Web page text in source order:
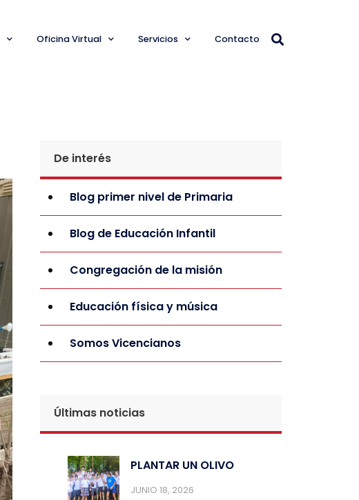
Oficina Virtual Servicios Contacto
De interés
Blog primer nivel de Primaria
Blog de Educación Infantil
Congregación de la misión
Educación física y música
Somos Vicencianos
Últimas noticias
PLANTAR UN OLIVO
JUNIO 18, 2026